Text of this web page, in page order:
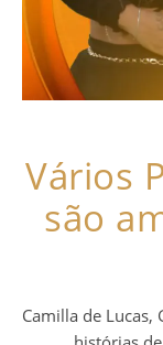
Vários
são
Camilla de Lucas, Gabi Martins e Lucas Buda compartilham